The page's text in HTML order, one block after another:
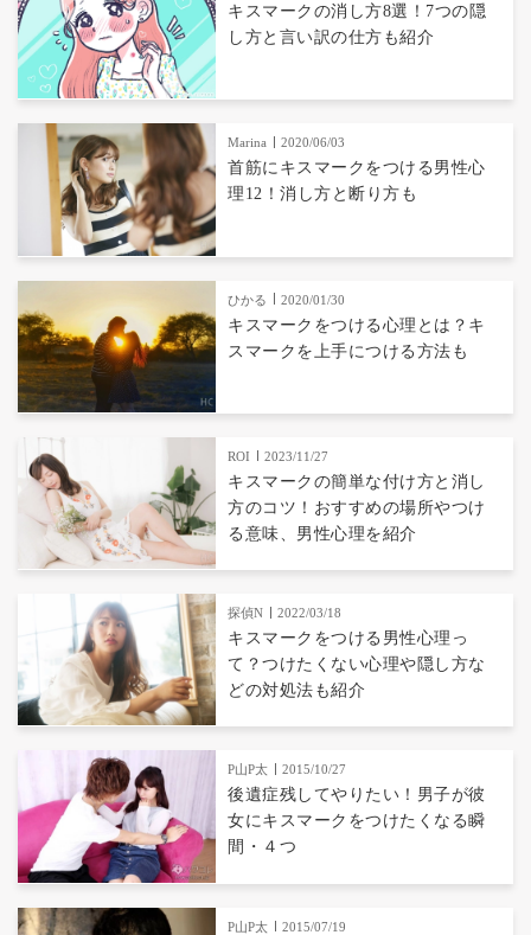
キスマークの消し方8選！7つの隠
し方と言い訳の仕方も紹介
Marina 2020/06/03
首筋にキスマークをつける男性心
理12！消し方と断り方も
ひかる 2020/01/30
キスマークをつける心理とは？キ
スマークを上手につける方法も
ROI 2023/11/27
キスマークの簡単な付け方と消し
方のコツ！おすすめの場所やつけ
る意味、男性心理を紹介
探偵N 2022/03/18
キスマークをつける男性心理っ
て？つけたくない心理や隠し方な
どの対処法も紹介
P山P太 2015/10/27
後遺症残してやりたい！男子が彼
女にキスマークをつけたくなる瞬
間・４つ
P山P太 2015/07/19